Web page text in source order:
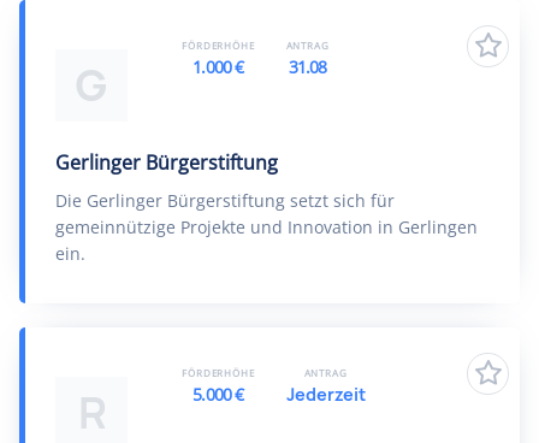
G
Gerlinger Bürgerstiftung
Die Gerlinger Bürgerstiftung setzt sich für
gemeinnützige Projekte und Innovation in Gerlingen
ein.
FÖRDERHÖHE
1.000 €
ANTRAG
31.08
R
FÖRDERHÖHE
5.000 €
ANTRAG
Jederzeit